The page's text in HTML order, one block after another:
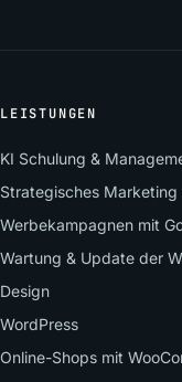
LEISTUNGEN
KI Schulung &
Strategisches
Werbekampagnen mit
Wartung & Update der
Design
WordPress
Online-Shops mit